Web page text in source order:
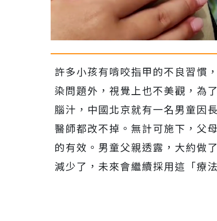
許多小孩有啃咬指甲的不良習慣
染問題外，視覺上也不美觀，為
腦汁，中國北京就有一名男童因
醫師都改不掉。無計可施下，父
的有效。男童父親透露，大約做
減少了，未來會繼續採用這「療